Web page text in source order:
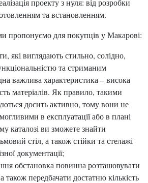
проекту з нуля: від розробки
та встановленням.
пропонуємо для покупців у Макарові:
які виглядають стильно, солідно,
та стриманим
важлива характеристика – висока
матеріалів. Як правило, такими
досить активно, тому вони не
в експлуатації або в плані
каталозі ви зможете знайти
стіл, а також стійки та стелажі
документації;
обстановка повинна розташовувати
також передбачати достатню кількість